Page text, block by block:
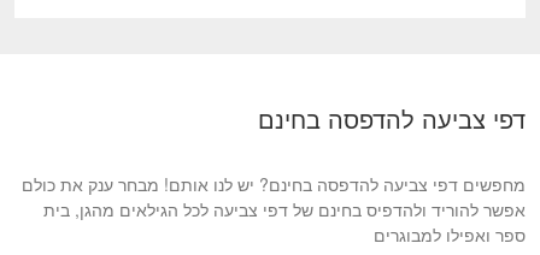
p
s
t
:
o
t
:
דפי צביעה להדפסה בחינם
מחפשים דפי צביעה להדפסה בחינם? יש לנו אותם! מבחר ענק את כולם
אפשר להוריד ולהדפיס בחינם של דפי צביעה לכל הגילאים מהגן, בית
ספר ואפילו למבוגרים